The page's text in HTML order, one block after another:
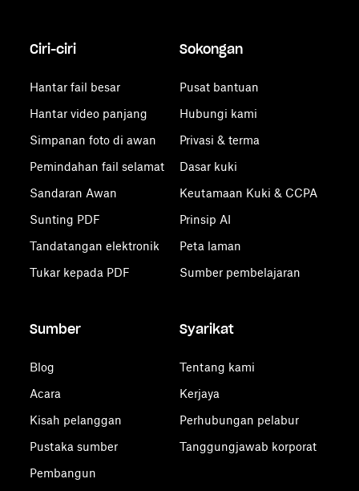
Ciri-ciri
Hantar fail besar
Hantar video panjang
Simpanan foto di awan
Pemindahan fail selamat
Sandaran Awan
Sunting PDF
Tandatangan elektronik
Tukar kepada PDF
Sokongan
Pusat bantuan
Hubungi kami
Privasi & terma
Dasar kuki
Keutamaan Kuki & CCPA
Prinsip AI
Peta laman
Sumber pembelajaran
Sumber
Blog
Acara
Kisah pelanggan
Pustaka sumber
Pembangun
Syarikat
Tentang kami
Kerjaya
Perhubungan pelabur
Tanggungjawab korporat